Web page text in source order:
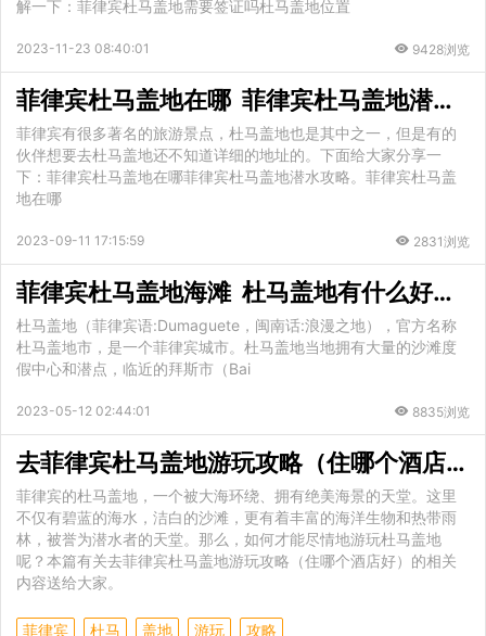
解一下：菲律宾杜马盖地需要签证吗杜马盖地位置
2023-11-23 08:40:01 9428浏览
菲律宾杜马盖地在哪 菲律宾杜马盖地潜水攻略
菲律宾有很多著名的旅游景点，杜马盖地也是其中之一，但是有的
伙伴想要去杜马盖地还不知道详细的地址的。下面给大家分享一
下：菲律宾杜马盖地在哪菲律宾杜马盖地潜水攻略。菲律宾杜马盖
地在哪
2023-09-11 17:15:59 2831浏览
菲律宾杜马盖地海滩 杜马盖地有什么好玩景点
杜马盖地（菲律宾语:Dumaguete，闽南话:浪漫之地），官方名称
杜马盖地市，是一个菲律宾城市。杜马盖地当地拥有大量的沙滩度
假中心和潜点，临近的拜斯市（Bai
2023-05-12 02:44:01 8835浏览
去菲律宾杜马盖地游玩攻略（住哪个酒店好）
菲律宾的杜马盖地，一个被大海环绕、拥有绝美海景的天堂。这里
不仅有碧蓝的海水，洁白的沙滩，更有着丰富的海洋生物和热带雨
林，被誉为潜水者的天堂。那么，如何才能尽情地游玩杜马盖地
呢？本篇有关去菲律宾杜马盖地游玩攻略（住哪个酒店好）的相关
内容送给大家。
菲律宾 杜马 盖地 游玩 攻略